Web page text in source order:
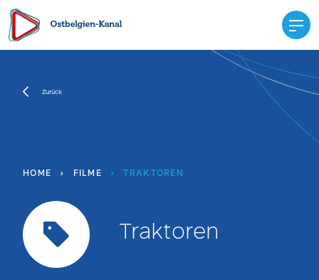
Zurück
HOME › FILME › TRAKTOREN
Traktoren